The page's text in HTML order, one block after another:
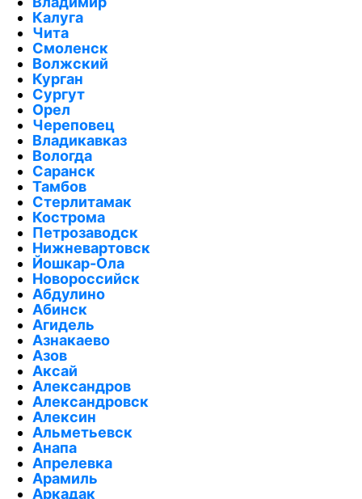
Калуга
Чита
Смоленск
Волжский
Курган
Сургут
Орел
Череповец
Владикавказ
Вологда
Саранск
Тамбов
Стерлитамак
Кострома
Петрозаводск
Нижневартовск
Йошкар-Ола
Новороссийск
Абдулино
Абинск
Агидель
Азнакаево
Азов
Аксай
Александров
Александровск
Алексин
Альметьевск
Анапа
Апрелевка
Арамиль
Аркадак